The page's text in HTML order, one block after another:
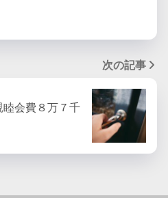
次の記事
睦会費８万７千